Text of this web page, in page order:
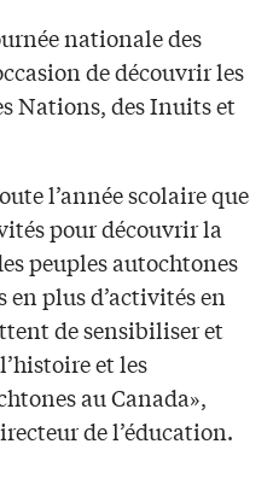
nationale des
de découvrir les
Nations, des Inuits et
l’année scolaire que
pour découvrir la
peuples autochtones
en plus d’activités en
de sensibiliser et
et les
au Canada»,
de l’éducation.